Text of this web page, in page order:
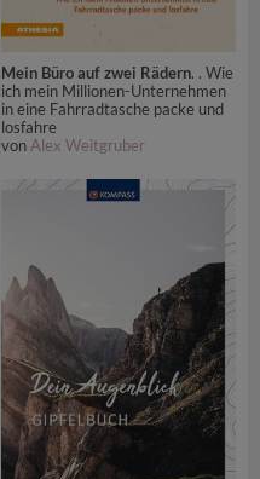
Mein Büro auf zwei Rädern. . Wie
ich mein Millionen-Unternehmen
in eine Fahrradtasche packe und
losfahre
vonAlex Weitgruber